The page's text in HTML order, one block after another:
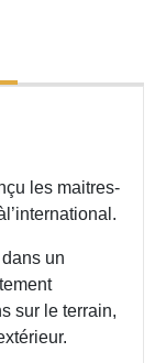
les maitres-
un
sur le terrain,